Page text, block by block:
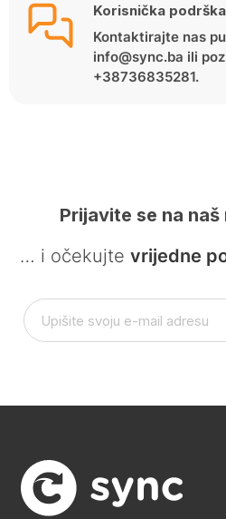
Korisnička podrška
Kontaktirajte nas
info@sync.ba ili
+38736835281.
Prijavite se na
… i očekujte vrijedne